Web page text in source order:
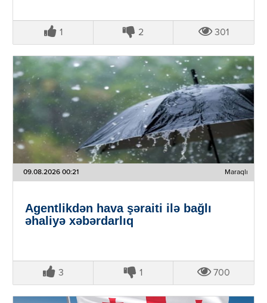
1 2 301
09.08.2026 00:21 Maraqlı
Agentlikdən hava şəraiti ilə bağlı
əhaliyə xəbərdarlıq
3 1 700